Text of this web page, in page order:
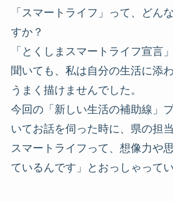
「スマートライフ」って、どん
すか？
「とくしまスマートライフ宣言
聞いても、私は自分の生活に添
うまく描けませんでした。
今回の「新しい生活の補助線」
いてお話を伺った時に、県の担
スマートライフって、想像力や
ているんです」とおっしゃってい